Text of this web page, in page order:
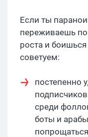
Если ты
переживаешь по
роста и боишься
советуем:
постепенно
среди
боты и